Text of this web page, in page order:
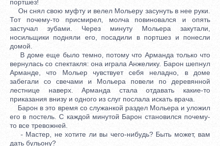
портшез!
Он снял свою муфту и велел Мольеру засунуть в нее руки.
Тот почему-то присмирел, молча повиновался и опять
застучал зубами. Через минуту Мольера закутали,
носильщики подняли его, посадили в портшез и понесли
домой.
В доме еще было темно, потому что Арманда только что
вернулась со спектакля: она играла Анжелику. Барон шепнул
Арманде, что Мольер чувствует себя неладно, в доме
забегали со свечами и Мольера повели по деревянной
лестнице наверх. Арманда стала отдавать какие-то
приказания внизу и одного из слуг послала искать врача.
Барон в это время со служанкой раздел Мольера и уложил
его в постель. С каждой минутой Барон становился почему-
то все тревожней.
- Мастер, не хотите ли вы чего-нибудь? Быть может, вам
дать бульону?